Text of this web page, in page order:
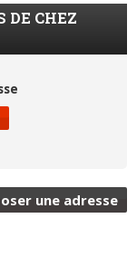
DE CHEZ
une adresse